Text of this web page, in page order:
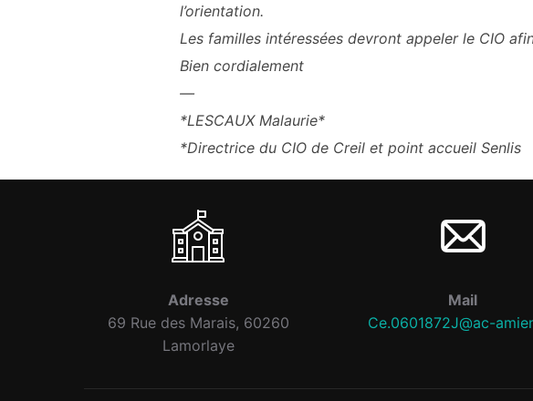
l’orientation.
Les familles intéressées devront appeler le CIO
Bien cordialement
—
*LESCAUX Malaurie*
*Directrice du CIO de Creil et point accueil Senlis
Adresse
69 Rue des Marais, 60260
Lamorlaye
Mail
Ce.0601872J@ac-